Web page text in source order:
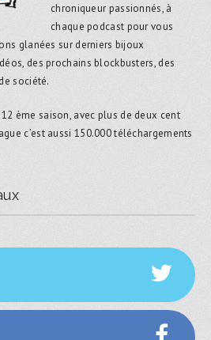
chroniqueur passionnés, à
chaque podcast pour vous
glanées sur derniers bijoux
des prochains blockbusters, des
société.
ème saison, avec plus de deux cent
c’est aussi 150.000 téléchargements